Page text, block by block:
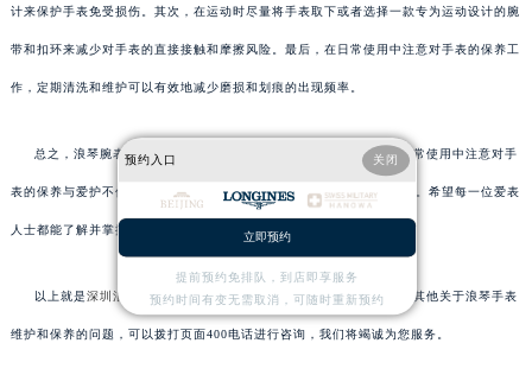
计来保护手表免受损伤。其次，在运动时尽量将手表取下或者选择一款专为运动设计的腕
带和扣环来减少对手表的直接接触和摩擦风险。最后，在日常使用中注意对手表的保养工
作，定期清洗和维护可以有效地减少磨损和划痕的出现频率。
总之，浪琴腕表的每一道工序都凝结了工匠们的心血与智慧。在日常使用中注意对手
表的保养与爱护不仅能够延长其使用寿命还能保持其原有的光泽与魅力。希望每一位爱表
人士都能了解并掌握正确的保养方法与技巧来保护好自己的爱表！
以上就是深圳浪琴保养服务中心为您分享的精彩内容。如果您还有其他关于浪琴手表
维护和保养的问题，可以拨打页面400电话进行咨询，我们将竭诚为您服务。
预约入口 关闭
立即预约
提前预约免排队，到店即享服务
预约时间有变无需取消，可随时重新预约